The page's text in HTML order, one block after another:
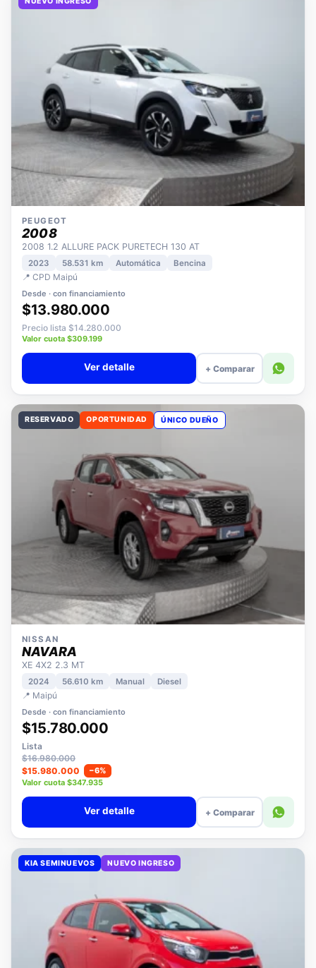
PEUGEOT
2008
2008 1.2 ALLURE PACK PURETECH 130 AT
2023 58.531 km
📍 CPD Maipú
Desde · con financiamiento
$13.980.000
Precio lista $14.280.000
Valor cuota $309.199
+ Comparar
RESERVADO OPORTUNIDAD
NISSAN
NAVARA
XE 4X2 2.3 MT
2024
📍 Maipú
Desde · con financiamiento
$15.780.000
Lista
$16.980.000
$15.980.000
−6%
Valor cuota $347.935
+ Comparar